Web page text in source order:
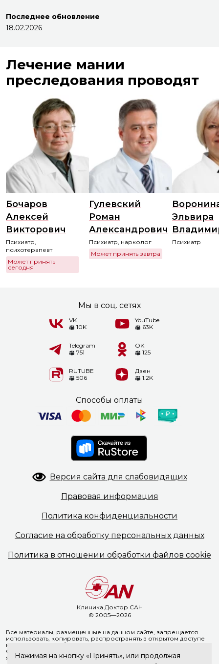
Последнее обновление
18.02.2026
Лечение мании
преследования проводят
Бочаров
Алексей
Викторович
Психиатр,
психотерапевт
Может принять
сегодня
Гулевский
Роман
Александрович
Психиатр, нарколог
Может принять завтра
Эльвира
Психиатр
Клиника Доктор САН
© 2005—2026
Мы в соц. сетях
VK
10K
YouTube
63K
Telegram
751
OK
125
RUTUBE
506
Дзен
1.2K
Способы оплаты
Версия сайта для слабовидящих
Правовая информация
Политика конфиденциальности
Согласие на обработку персональных данных
Политика в отношении обработки файлов cookie
Все материалы, размещенные на данном сайте, запрещается
использовать, копировать, распространять в открытом доступе
на иных ресурсах без предварительного письменного согласия
ООО «Доктор Сан». Указание ссылки на источник информации
является обязательным.
Нажимая на кнопку «Принять», или продолжая